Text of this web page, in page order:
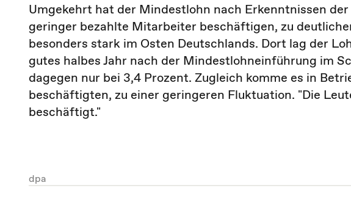
Umgekehrt hat der Mindestlohn nach Erkenntnissen
geringer bezahlte Mitarbeiter beschäftigen, zu
besonders stark im Osten Deutschlands. Dort lag der
gutes halbes Jahr nach der Mindestlohneinführung im
dagegen nur bei 3,4 Prozent. Zugleich komme es in
beschäftigten, zu einer geringeren Fluktuation. "Die
beschäftigt."
dpa